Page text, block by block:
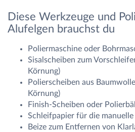
Diese Werkzeuge und
Alufelgen brauchst du
Poliermaschine oder
Sisalscheiben zum
Körnung)
Polierscheiben aus
Körnung)
Finish-Scheiben oder
Schleifpapier für die
Beize zum Entfernen von